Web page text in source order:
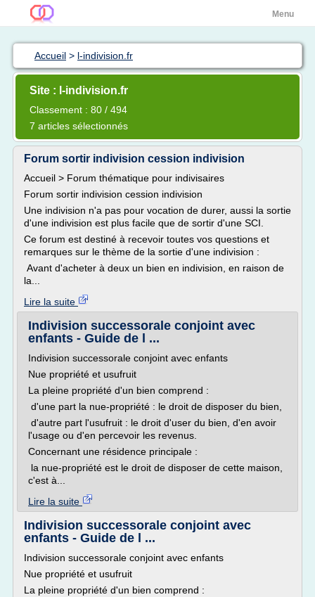
Menu
Accueil > l-indivision.fr
Site : l-indivision.fr
Classement : 80 / 494
7 articles sélectionnés
Forum sortir indivision cession indivision
Accueil > Forum thématique pour indivisaires
Forum sortir indivision cession indivision
Une indivision n'a pas pour vocation de durer, aussi la sortie
d'une indivision est plus facile que de sortir d'une SCI.
Ce forum est destiné à recevoir toutes vos questions et
remarques sur le thème de la sortie d'une indivision :
Avant d'acheter à deux un bien en indivision, en raison de
la...
Lire la suite
Indivision successorale conjoint avec
enfants - Guide de l ...
Indivision successorale conjoint avec enfants
Nue propriété et usufruit
La pleine propriété d'un bien comprend :
d'une part la nue-propriété : le droit de disposer du bien,
d'autre part l'usufruit : le droit d'user du bien, d'en avoir
l'usage ou d'en percevoir les revenus.
Concernant une résidence principale :
la nue-propriété est le droit de disposer de cette maison,
c'est à...
Lire la suite
Indivision successorale conjoint avec
enfants - Guide de l ...
Indivision successorale conjoint avec enfants
Nue propriété et usufruit
La pleine propriété d'un bien comprend :